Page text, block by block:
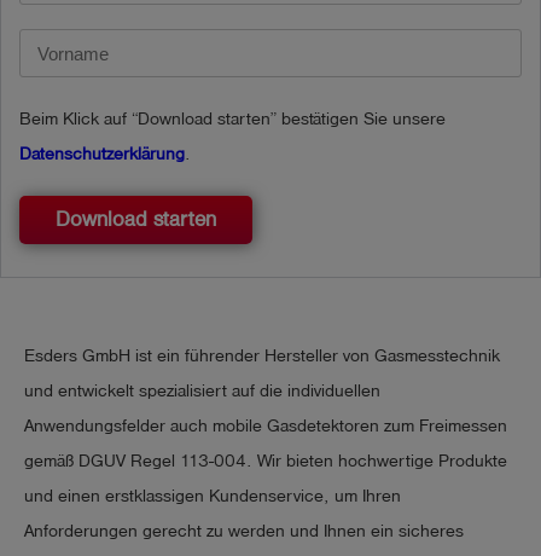
Explosionsgeschütztes Messgerät (aktiv & passiv)
(CO), Kohlendioxid (CO2), Schwefelwasserstoff (H2S)
gemäß folgender Normen:
Beim Klick auf “Download starten” bestätigen Sie unsere
Datenschutzerklärung.
Download starten
Esders GmbH ist ein führender Hersteller von Gasmesstechnik
und entwickelt spezialisiert auf die individuellen
Anwendungsfelder auch mobile Gasdetektoren zum Freimessen
gemäß DGUV Regel 113-004. Wir bieten hochwertige Produkte
und einen erstklassigen Kundenservice, um Ihren
Anforderungen gerecht zu werden und Ihnen ein sicheres